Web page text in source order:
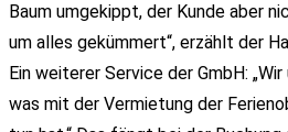
Baum umgekippt, der Kunde aber
um alles gekümmert“, erzählt der
Ein weiterer Service der GmbH:
was mit der Vermietung der